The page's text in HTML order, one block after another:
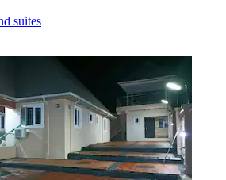
suites